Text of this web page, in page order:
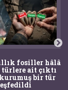
fosiller hâlâ
ait çıktı
bir tür